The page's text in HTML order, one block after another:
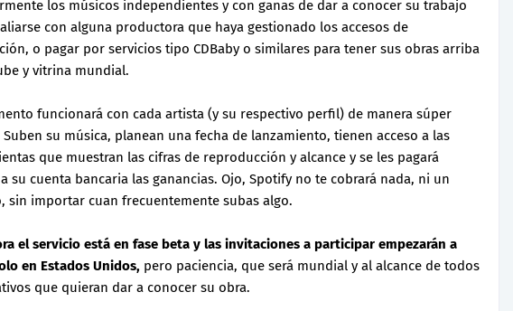
los músicos independientes y con ganas de dar a conocer su trabajo
con alguna productora que haya gestionado los accesos de
o pagar por servicios tipo CDBaby o similares para tener sus obras arriba
y vitrina mundial.
funcionará con cada artista (y su respectivo perfil) de manera súper
su música, planean una fecha de lanzamiento, tienen acceso a las
que muestran las cifras de reproducción y alcance y se les pagará
su cuenta bancaria las ganancias. Ojo, Spotify no te cobrará nada, ni un
sin importar cuan frecuentemente subas algo.
el servicio está en fase beta y las invitaciones a participar empezarán a
en Estados Unidos, pero paciencia, que será mundial y al alcance de todos
que quieran dar a conocer su obra.